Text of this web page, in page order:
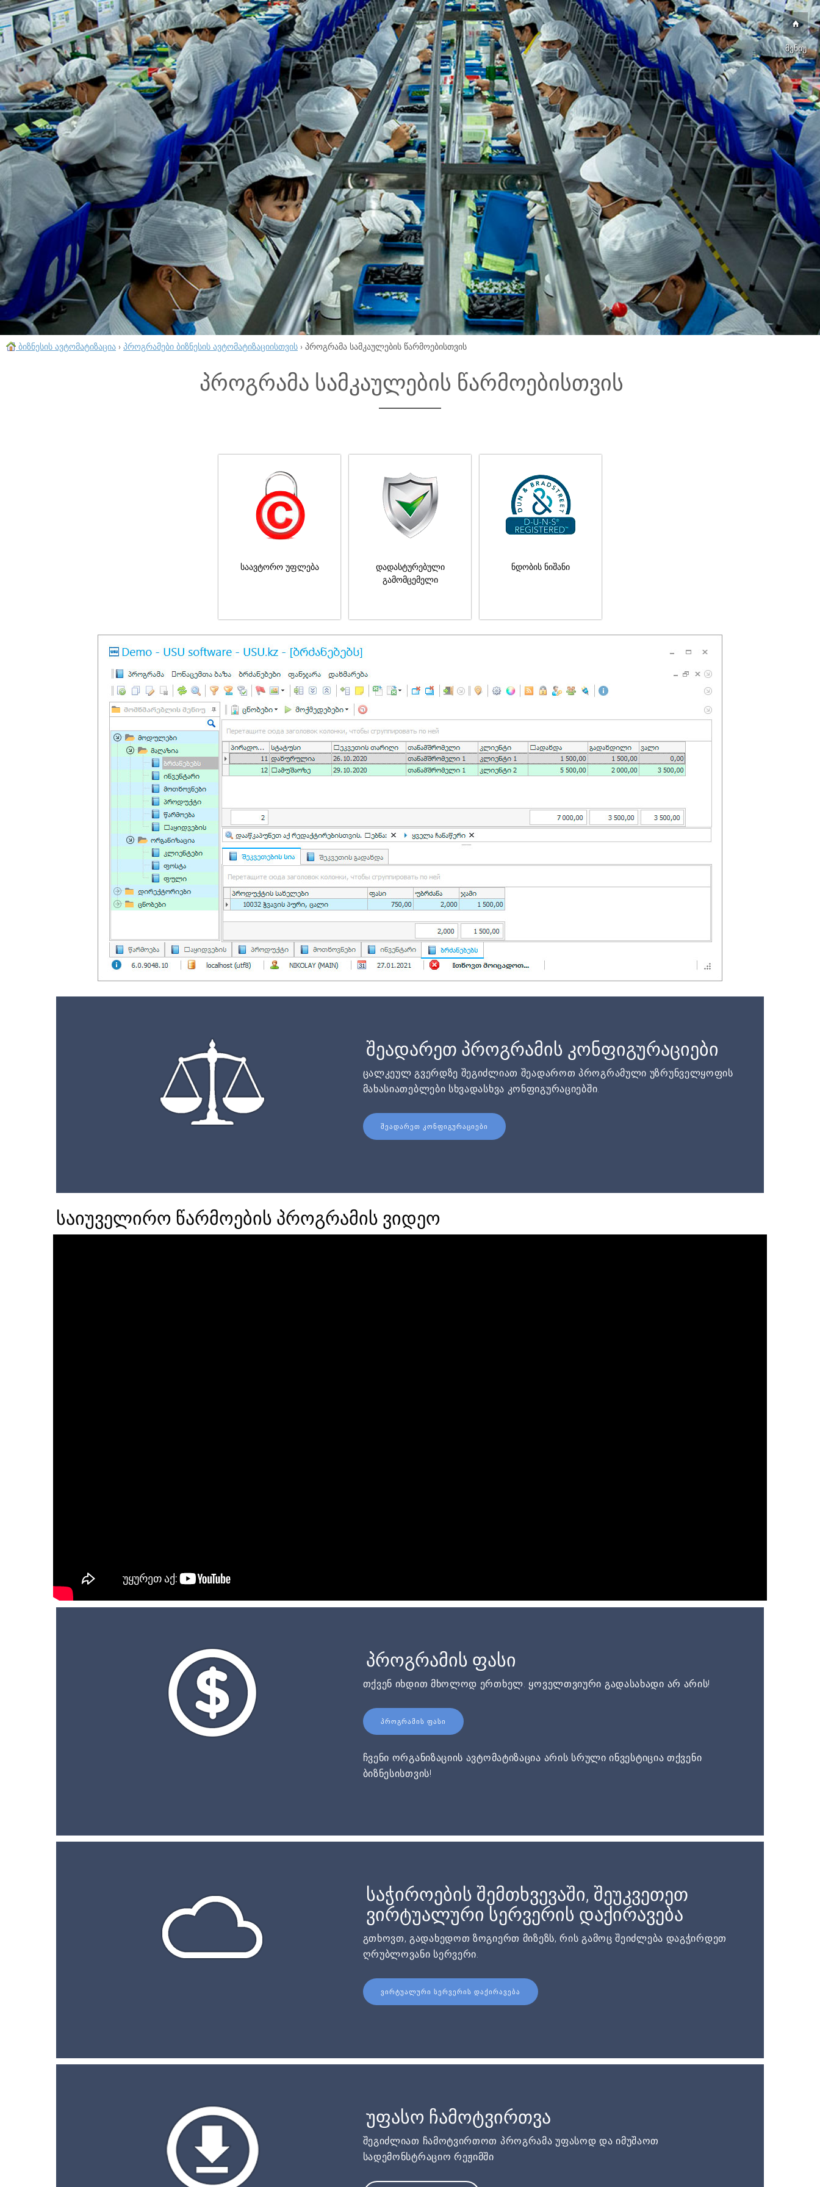
მენიუ
ბიზნესის ავტომატიზაცია › პროგრამები ბიზნესის ავტომატიზაციისთვის › პროგრამა სამკაულების წარმოებისთვის
პროგრამა სამკაულების წარმოებისთვის
საავტორო უფლება
დადასტურებული
გამომცემელი
ნდობის ნიშანი
შეადარეთ პროგრამის კონფიგურაციები
ცალკეულ გვერდზე შეგიძლიათ შეადაროთ პროგრამული უზრუნველყოფის
მახასიათებლები სხვადასხვა კონფიგურაციებში.
ᲨᲔᲐᲓᲐᲠᲔᲗ ᲙᲝᲜᲤᲘᲒᲣᲠᲐᲪᲘᲔᲑᲘ
საიუველირო წარმოების პროგრამის ვიდეო
პროგრამის ფასი
თქვენ იხდით მხოლოდ ერთხელ. ყოველთვიური გადასახადი არ არის!
ᲞᲠᲝᲒᲠᲐᲛᲘᲡ ᲤᲐᲡᲘ
ჩვენი ორგანიზაციის ავტომატიზაცია არის სრული ინვესტიცია თქვენი
ბიზნესისთვის!
საჭიროების შემთხვევაში, შეუკვეთეთ
ვირტუალური სერვერის დაქირავება
გთხოვთ, გადახედოთ ზოგიერთ მიზეზს, რის გამოც შეიძლება დაგჭირდეთ
ღრუბლოვანი სერვერი.
ᲕᲘᲠᲢᲣᲐᲚᲣᲠᲘ ᲡᲔᲠᲕᲔᲠᲘᲡ ᲓᲐᲥᲘᲠᲐᲕᲔᲑᲐ
უფასო ჩამოტვირთვა
შეგიძლიათ ჩამოტვირთოთ პროგრამა უფასოდ და იმუშაოთ
სადემონსტრაციო რეჟიმში